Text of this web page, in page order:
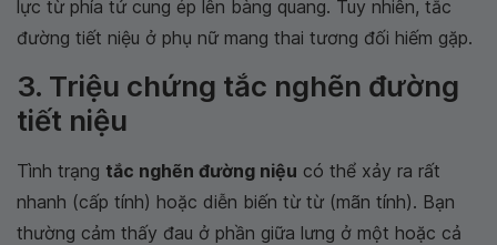
lực từ phía tử cung ép lên bàng quang. Tuy nhiên, tắc
đường tiết niệu ở phụ nữ mang thai tương đối hiếm gặp.
3. Triệu chứng tắc nghẽn đường
tiết niệu
Tình trạng tắc nghẽn đường niệu có thể xảy ra rất
nhanh (cấp tính) hoặc diễn biến từ từ (mãn tính). Bạn
thường cảm thấy đau ở phần giữa lưng ở một hoặc cả